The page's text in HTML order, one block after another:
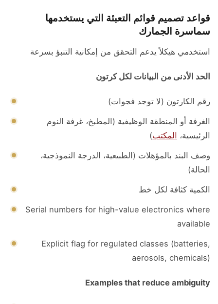
قواعد تصميم قوائم التعبئة التي يستخدمها
سماسرة الجمارك
استخدمي هيكلاً يدعم التحقق من إمكانية التنبؤ بسرعة
الحد الأدنى من البيانات لكل كرتون
رقم الكارتون (لا توجد فجوات)
الغرفة أو المنطقة الوظيفية (المطبخ، غرفة النوم
الرئيسية، المكتب)
وصف البند بالمؤهلات (الطبيعية، الدرجة النموذجية،
الحالة)
الكمية كثافة لكل خط
Serial numbers for high-value electronics where
available
Explicit flag for regulated classes (batteries,
aerosols, chemicals)
Examples that reduce ambiguity